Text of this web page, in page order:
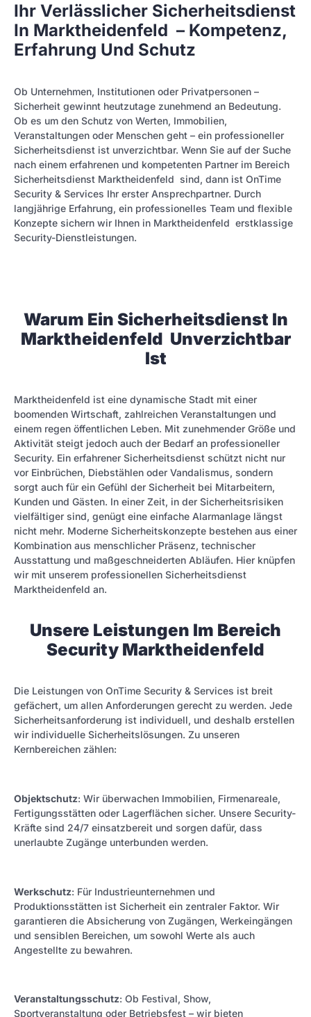
Ihr Verlässlicher Sicherheitsdienst
In Marktheidenfeld – Kompetenz,
Erfahrung Und Schutz
Ob Unternehmen, Institutionen oder Privatpersonen –
Sicherheit gewinnt heutzutage zunehmend an Bedeutung.
Ob es um den Schutz von Werten, Immobilien,
Veranstaltungen oder Menschen geht – ein professioneller
Sicherheitsdienst ist unverzichtbar. Wenn Sie auf der Suche
nach einem erfahrenen und kompetenten Partner im Bereich
Sicherheitsdienst Marktheidenfeld sind, dann ist OnTime
Security & Services Ihr erster Ansprechpartner. Durch
langjährige Erfahrung, ein professionelles Team und flexible
Konzepte sichern wir Ihnen in Marktheidenfeld erstklassige
Security-Dienstleistungen.
Warum Ein Sicherheitsdienst In
Marktheidenfeld Unverzichtbar
Ist
Marktheidenfeld ist eine dynamische Stadt mit einer
boomen­den Wirtschaft, zahlreichen Veranstaltungen und
einem regen öffentlichen Leben. Mit zunehmender Größe und
Aktivität steigt jedoch auch der Bedarf an professioneller
Security. Ein erfahrener Sicherheitsdienst schützt nicht nur
vor Einbrüchen, Diebstählen oder Vandalismus, sondern
sorgt auch für ein Gefühl der Sicherheit bei Mitarbeitern,
Kunden und Gästen. In einer Zeit, in der Sicherheitsrisiken
vielfältiger sind, genügt eine einfache Alarmanlage längst
nicht mehr. Moderne Sicherheitskonzepte bestehen aus einer
Kombination aus menschlicher Präsenz, technischer
Ausstattung und maßgeschneiderten Abläufen. Hier knüpfen
wir mit unserem professionellen Sicherheitsdienst
Marktheidenfeld an.
Unsere Leistungen Im Bereich
Security Marktheidenfeld
Die Leistungen von OnTime Security & Services ist breit
gefächert, um allen Anforderungen gerecht zu werden. Jede
Sicherheitsanforderung ist individuell, und deshalb erstellen
wir individuelle Sicherheitslösungen. Zu unseren
Kernbereichen zählen:
Objektschutz: Wir überwachen Immobilien, Firmenareale,
Fertigungsstätten oder Lagerflächen sicher. Unsere Security-
Kräfte sind 24/7 einsatzbereit und sorgen dafür, dass
unerlaubte Zugänge unterbunden werden.
Werkschutz: Für Industrieunternehmen und
Produktionsstätten ist Sicherheit ein zentraler Faktor. Wir
garantieren die Absicherung von Zugängen, Werkeingängen
und sensiblen Bereichen, um sowohl Werte als auch
Angestellte zu bewahren.
Veranstaltungsschutz: Ob Festival, Show,
Sportveranstaltung oder Betriebsfest – wir bieten